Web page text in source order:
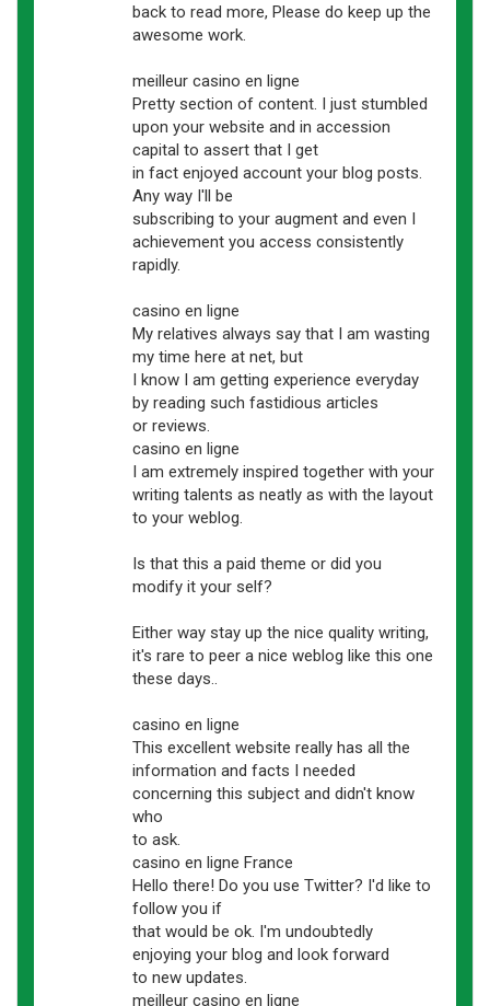
back to read more, Please do keep up the
awesome work.
meilleur casino en ligne
Pretty section of content. I just stumbled
upon your website and in accession
capital to assert that I get
in fact enjoyed account your blog posts.
Any way I'll be
subscribing to your augment and even I
achievement you access consistently
rapidly.
casino en ligne
My relatives always say that I am wasting
my time here at net, but
I know I am getting experience everyday
by reading such fastidious articles
or reviews.
casino en ligne
I am extremely inspired together with your
writing talents as neatly as with the layout
to your weblog.
Is that this a paid theme or did you
modify it your self?
Either way stay up the nice quality writing,
it's rare to peer a nice weblog like this one
these days..
casino en ligne
This excellent website really has all the
information and facts I needed
concerning this subject and didn't know
who
to ask.
casino en ligne France
Hello there! Do you use Twitter? I'd like to
follow you if
that would be ok. I'm undoubtedly
enjoying your blog and look forward
to new updates.
meilleur casino en ligne